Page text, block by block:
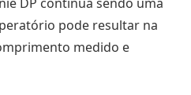
pode resultar na
medido e